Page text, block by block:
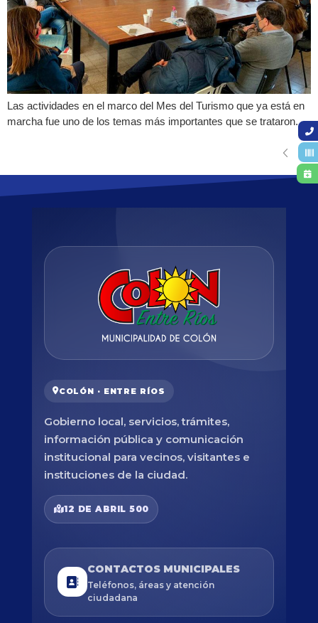
Las actividades en el marco del Mes del Turismo que ya está en
marcha fue uno de los temas más importantes que se trataron.
COLÓN · ENTRE RÍOS
Gobierno local, servicios, trámites,
información pública y comunicación
institucional para vecinos, visitantes e
instituciones de la ciudad.
12 DE ABRIL 500
CONTACTOS MUNICIPALES
Teléfonos, áreas y atención
ciudadana